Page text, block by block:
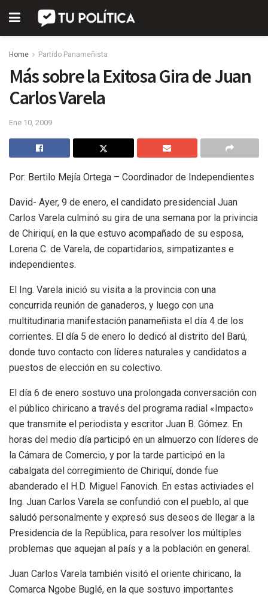
Home Partido Panameñista
Más sobre la Exitosa Gira de Juan
Carlos Varela
Ene 10, 2009
Por: Bertilo Mejía Ortega – Coordinador de Independientes
David- Ayer, 9 de enero, el candidato presidencial Juan
Carlos Varela culminó su gira de una semana por la privincia
de Chiriquí, en la que estuvo acompañado de su esposa,
Lorena C. de Varela, de copartidarios, simpatizantes e
independientes.
El Ing. Varela inició su visita a la provincia con una
concurrida reunión de ganaderos, y luego con una
multitudinaria manifestación panameñista el día 4 de los
corrientes. El día 5 de enero lo dedicó al distrito del Barú,
donde tuvo contacto con líderes naturales y candidatos a
puestos de elección en su colectivo.
El día 6 de enero sostuvo una prolongada conversación con
el público chiricano a través del programa radial «Impacto»
que transmite el periodista y escritor Juan B. Gómez. En
horas del medio día participó en un almuerzo con líderes de
la Cámara de Comercio, y por la tarde participó en la
cabalgata del corregimiento de Chiriquí, donde fue
abanderado el H.D. Miguel Fanovich. En estas activiades el
Ing. Juan Carlos Varela se confundió con el pueblo, al que
saludó personalmente y expresó sus deseos de llegar a la
Presidencia de la República, para resolver los múltiples
problemas que aquejan al país y a la población en general.
Juan Carlos Varela también visitó el oriente chiricano, la
Comarca Ngobe Buglé, en la que sostuvo importantes